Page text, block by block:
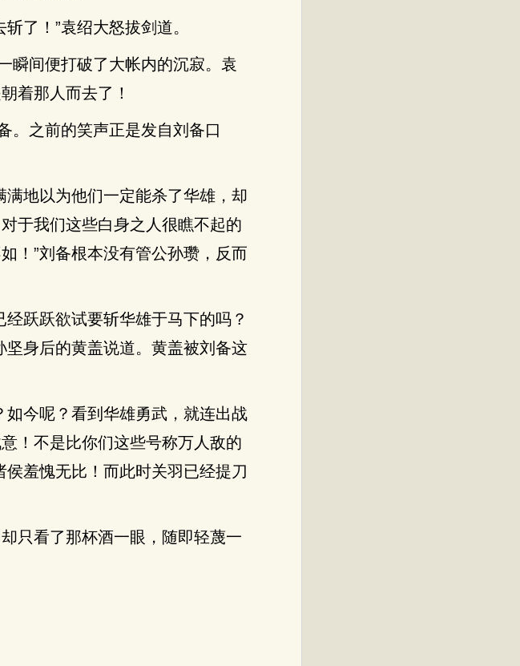
了！”袁绍大怒拔剑道。
瞬间便打破了大帐内的沉寂。袁
着那人而去了！
。之前的笑声正是发自刘备口
地以为他们一定能杀了华雄，却
于我们这些白身之人很瞧不起的
！”刘备根本没有管公孙瓒，反而
跃跃欲试要斩华雄于马下的吗？
身后的黄盖说道。黄盖被刘备这
今呢？看到华雄勇武，就连出战
！不是比你们这些号称万人敌的
羞愧无比！而此时关羽已经提刀
只看了那杯酒一眼，随即轻蔑一